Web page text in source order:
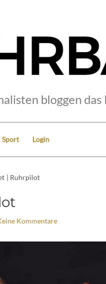
bloggen das
Sport Login
| Ruhrpilot
Kommentare